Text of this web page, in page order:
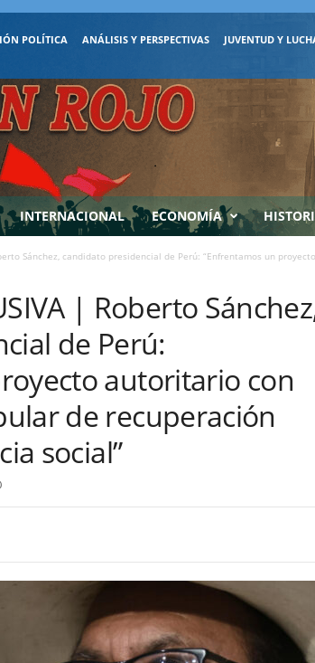
POLÍTICA ANÁLISIS Y PERSPECTIVAS JUVENTUD Y
INTERNACIONAL ECONOMÍA
Sánchez, candidato presidencial de Perú: “Enfrentamos un
| Roberto
de Perú:
autoritario con
de recuperación
social”